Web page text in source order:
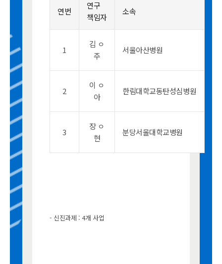
연번
연구
책임자
소속
1
김 ㅇ
주
서울아산병원
2
이 ㅇ
아
한림대학교동탄성심병원
3
장 ㅇ
현
분당서울대학교병원
- 신진과제 : 4개 사업